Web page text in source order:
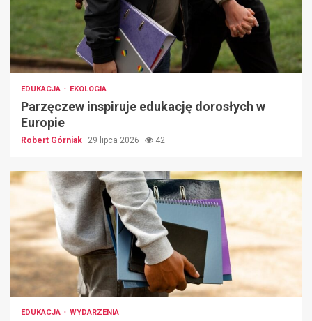
EDUKACJA EKOLOGIA
Parzęczew inspiruje edukację dorosłych w
Europie
Robert Górniak 29 lipca 2026 42
EDUKACJA WYDARZENIA